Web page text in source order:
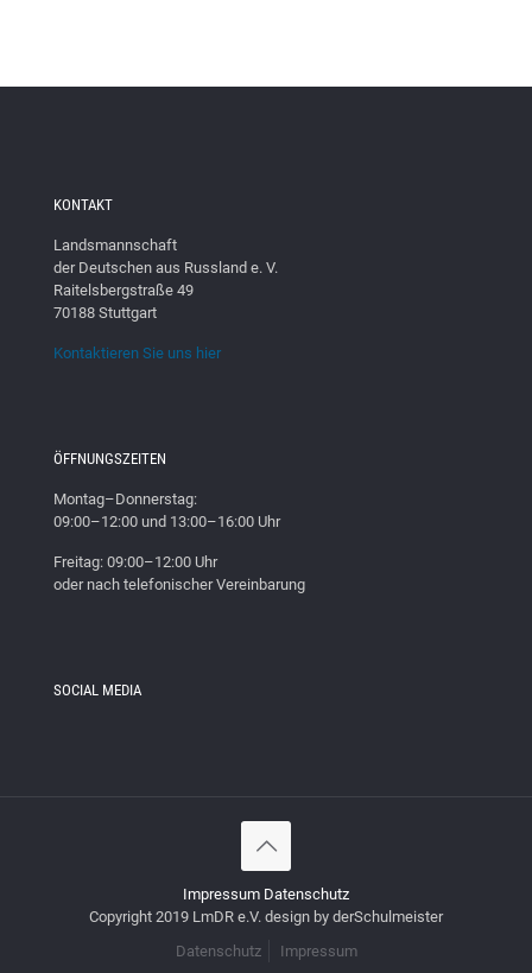
KONTAKT
Landsmannschaft
der Deutschen aus Russland e. V.
Raitelsbergstraße 49
70188 Stuttgart
Kontaktieren Sie uns hier
ÖFFNUNGSZEITEN
Montag–Donnerstag:
09:00–12:00 und 13:00–16:00 Uhr
Freitag: 09:00–12:00 Uhr
oder nach telefonischer Vereinbarung
SOCIAL MEDIA
Impressum Datenschutz
Copyright 2019 LmDR e.V. design by derSchulmeister
Datenschutz
Impressum